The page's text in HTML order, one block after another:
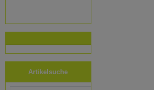
Artikelsuche